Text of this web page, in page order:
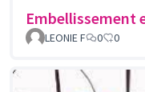
Embellissement
LEONIE F 0 0